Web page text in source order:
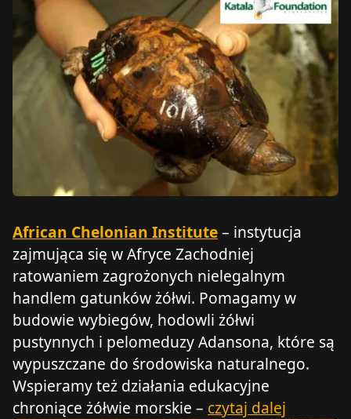
African Chelonian Institute– instytucja
zajmująca się w Afryce Zachodniej
ratowaniem zagrożonych nielegalnym
handlem gatunków żółwi. Pomagamy w
budowie wybiegów, hodowli żółwi
pustynnych i pelomeduzy Adansona, które są
wypuszczane do środowiska naturalnego.
Wspieramy też działania edukacyjne
chroniące żółwie morskie – czytaj dalej